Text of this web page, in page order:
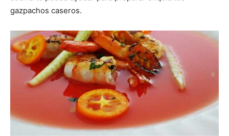
gazpachos caseros.